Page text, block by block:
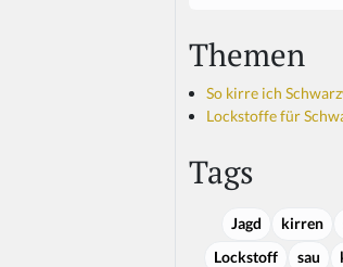
Themen
So kirre ich
Lockstoffe für
Tags
Jagd kirren
Lockstoff
sau